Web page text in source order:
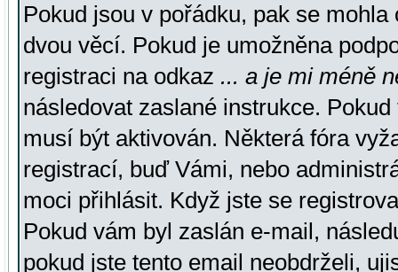
Pokud jsou v pořádku, pak se
dvou věcí. Pokud je umožněna
registraci na odkaz ... a je mi méně
následovat zaslané instrukce.
musí být aktivován. Některá fóra
registrací, buď Vámi, nebo
moci přihlásit. Když jste se
Pokud vám byl zaslán e-mail,
pokud jste tento email neobdrželi,